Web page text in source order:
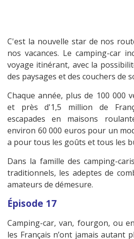
C'est la nouvelle star de nos
nos vacances. Le camping-car
voyage itinérant, avec la
des paysages et des couchers de
Chaque année, plus de 100 000
et près d'1,5 million de
escapades en maisons
environ 60 000 euros pour un
a pour tous les goûts et tous les
Dans la famille des camping-
traditionnels, les adeptes de
amateurs de démesure.
Épisode 17
Camping-car, van, fourgon, ou
les Français n’ont jamais autant